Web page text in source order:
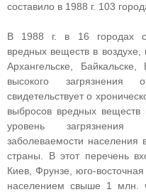
составило в 1988 г. 103
В 1988 г. в 16 городах
вредных веществ в
Архангельске,
высокого загрязнения
свидетельствует о
выбросов вредных
уровень
заболеваемости населения
страны. В этот перечень
Киев, Фрунзе, юго-
населением свыше 1 млн.